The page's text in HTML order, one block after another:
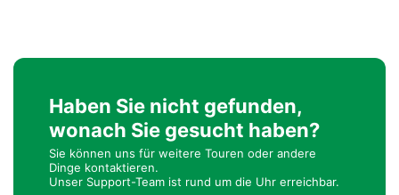
Haben Sie nicht gefunden,
wonach Sie gesucht haben?
Sie können uns für weitere Touren oder andere
Dinge kontaktieren.
Unser Support-Team ist rund um die Uhr erreichbar.